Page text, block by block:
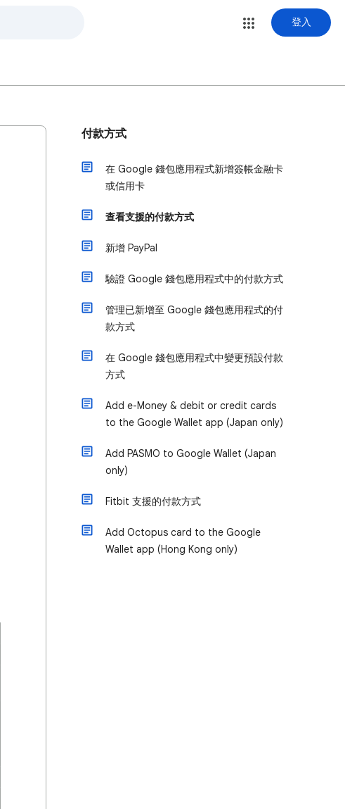
登入
付款方式
在 Google 錢包應用程式新增簽帳金融卡
或信用卡
查看支援的付款方式
新增 PayPal
驗證 Google 錢包應用程式中的付款方式
管理已新增至 Google 錢包應用程式的付
款方式
在 Google 錢包應用程式中變更預設付款
方式
Add e-Money & debit or credit cards
to the Google Wallet app (Japan only)
Add PASMO to Google Wallet (Japan
only)
Fitbit 支援的付款方式
Add Octopus card to the Google
Wallet app (Hong Kong only)